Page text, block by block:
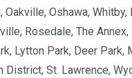
Oshawa, Whitby,
Rosedale, The
Lytton Park, Deer Park,
District, St. Lawrence,